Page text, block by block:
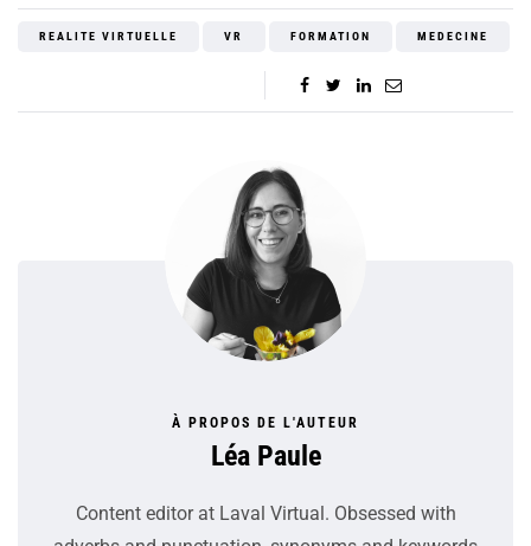
REALITE VIRTUELLE VR FORMATION MEDECINE
À PROPOS DE L'AUTEUR
Léa Paule
Content editor at Laval Virtual. Obsessed with